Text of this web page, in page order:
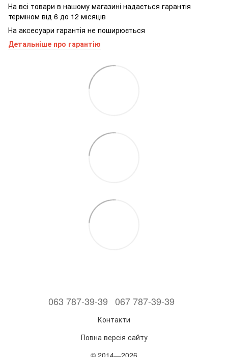
На всі товари в нашому магазині надається гарантія
терміном від 6 до 12 місяців
На аксесуари гарантія не поширюється
Детальніше про гарантію
063 787-39-39 067 787-39-39
Контакти
Повна версія сайту
© 2014—2026